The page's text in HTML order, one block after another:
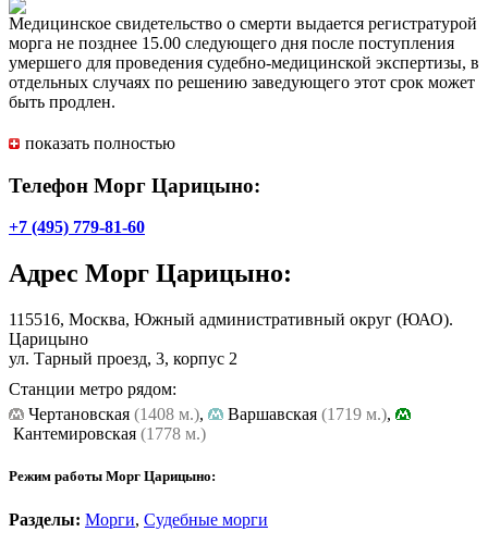
Медицинское свидетельство о смерти выдается регистратурой
морга не позднее 15.00 следующего дня после поступления
умершего для проведения судебно-медицинской экспертизы, в
отдельных случаях по решению заведующего этот срок может
быть продлен.
На платной основе в морге оказываются услуги по
показать полностью
Телефон Морг Царицыно:
+7 (495) 779-81-60
Адрес Морг Царицыно:
115516, Москва, Южный административный округ (ЮАО).
Царицыно
ул. Тарный проезд, 3, корпус 2
Станции метро рядом:
Чертановская (1408 м.), Варшавская (1719 м.),
Кантемировская (1778 м.)
Режим работы Морг Царицыно:
Разделы: Морги, Судебные морги